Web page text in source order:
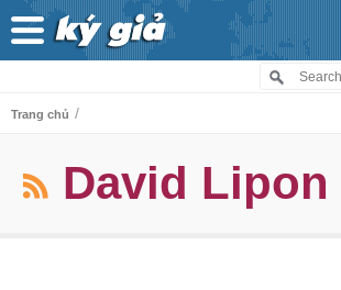
Trang chủ /
David Lipon